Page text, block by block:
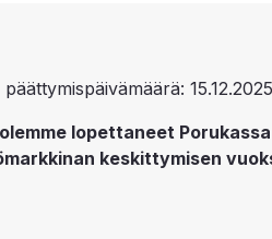
lopettaneet
keskittymisen